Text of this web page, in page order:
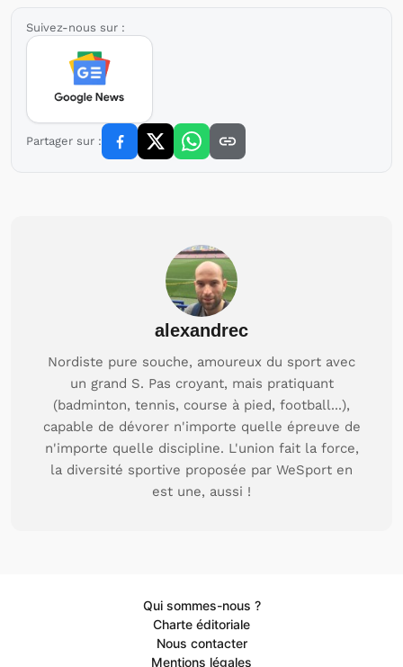
Suivez-nous sur :
Partager sur :
alexandrec
Nordiste pure souche, amoureux du sport avec
un grand S. Pas croyant, mais pratiquant
(badminton, tennis, course à pied, football...),
capable de dévorer n'importe quelle épreuve de
n'importe quelle discipline. L'union fait la force,
la diversité sportive proposée par WeSport en
est une, aussi !
Qui sommes-nous ?
Charte éditoriale
Nous contacter
Mentions légales